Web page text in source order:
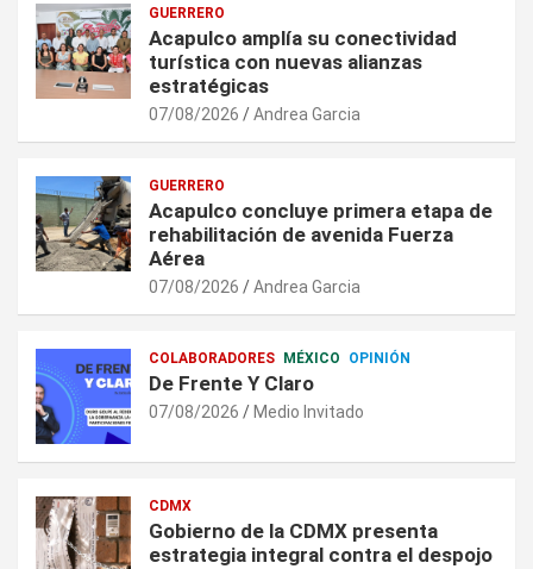
GUERRERO
Acapulco amplía su conectividad
turística con nuevas alianzas
estratégicas
07/08/2026 Andrea Garcia
GUERRERO
Acapulco concluye primera etapa de
rehabilitación de avenida Fuerza
Aérea
07/08/2026 Andrea Garcia
COLABORADORES MÉXICO OPINIÓN
De Frente Y Claro
07/08/2026 Medio Invitado
CDMX
Gobierno de la CDMX presenta
estrategia integral contra el despojo